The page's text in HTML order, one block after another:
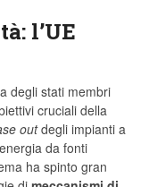
l’UE
degli stati membri
cruciali della
outdegli impianti a
da fonti
ha spinto gran